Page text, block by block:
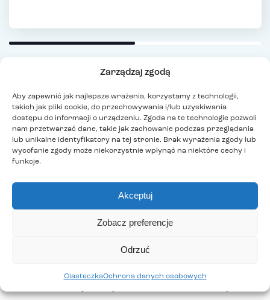
Zarządzaj zgodą
Aby zapewnić jak najlepsze wrażenia, korzystamy z technologii,
takich jak pliki cookie, do przechowywania i/lub uzyskiwania
dostępu do informacji o urządzeniu. Zgoda na te technologie pozwoli
nam przetwarzać dane, takie jak zachowanie podczas przeglądania
lub unikalne identyfikatory na tej stronie. Brak wyrażenia zgody lub
wycofanie zgody może niekorzystnie wpłynąć na niektóre cechy i
funkcje.
Akceptuj
Odrzuć
Zobacz preferencje
CiasteczkaOchrona danych osobowych
Rekrutacja
Dołącz do TEB Edukacja w kilku prostych krokach